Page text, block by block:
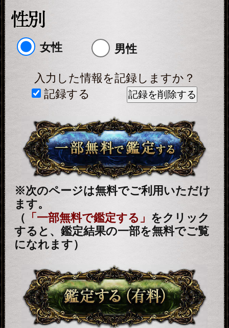
と、最初から鑑定結果のすべてをご覧
になれます。
テレシスネットワーク株式会社は、
ご入力いただいた情報を、占いサー
ビスを提供するためにのみ使用し、
使用することはありません。ご利用
の際は、当社「個人情報保護方針
（外部サイト）」に同意の上、必要
事項をご入力ください。
動作環境
この占い番組は、次の環境でご利用
ください。
＜OS＞
Android 5.0以降
iOS 10.0以降
OSに標準搭載されているブラウ
ザ。
※JavaScriptの設定をオンにしてご
利用ください。
トップページに戻る